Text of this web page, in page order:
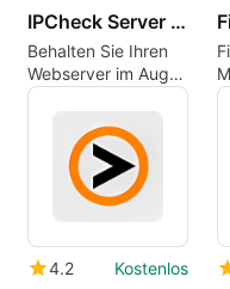
IPCheck Server Monitor
Behalten Sie Ihren
Webserver im Auge
und diagnostizieren
4.2 Kostenlos